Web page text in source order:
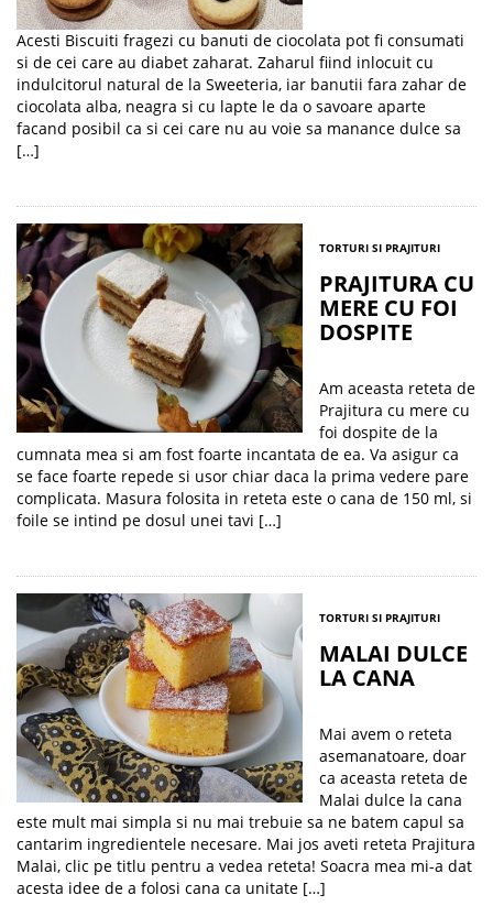
Acesti Biscuiti fragezi cu banuti de ciocolata pot fi consumati
si de cei care au diabet zaharat. Zaharul fiind inlocuit cu
indulcitorul natural de la Sweeteria, iar banutii fara zahar de
ciocolata alba, neagra si cu lapte le da o savoare aparte
facand posibil ca si cei care nu au voie sa manance dulce sa
[…]
TORTURI SI PRAJITURI
PRAJITURA CU
MERE CU FOI
DOSPITE
Am aceasta reteta de
Prajitura cu mere cu
foi dospite de la
cumnata mea si am fost foarte incantata de ea. Va asigur ca
se face foarte repede si usor chiar daca la prima vedere pare
complicata. Masura folosita in reteta este o cana de 150 ml, si
foile se intind pe dosul unei tavi […]
TORTURI SI PRAJITURI
MALAI DULCE
LA CANA
Mai avem o reteta
asemanatoare, doar
ca aceasta reteta de
Malai dulce la cana
este mult mai simpla si nu mai trebuie sa ne batem capul sa
cantarim ingredientele necesare. Mai jos aveti reteta Prajitura
Malai, clic pe titlu pentru a vedea reteta! Soacra mea mi-a dat
acesta idee de a folosi cana ca unitate […]